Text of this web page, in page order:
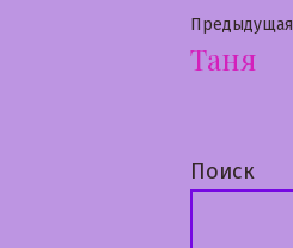
по
Предыдущая
Таня
Поиск